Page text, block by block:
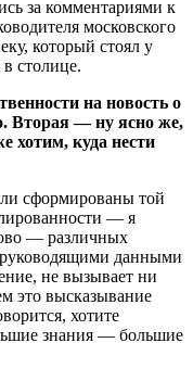
за комментариями к
московского
который стоял у
столице.
на новость о
Вторая — ну ясно же,
хотим, куда нести
сформированы той
— я
— различных
данными
не вызывает ни
это высказывание
хотите
знания — большие